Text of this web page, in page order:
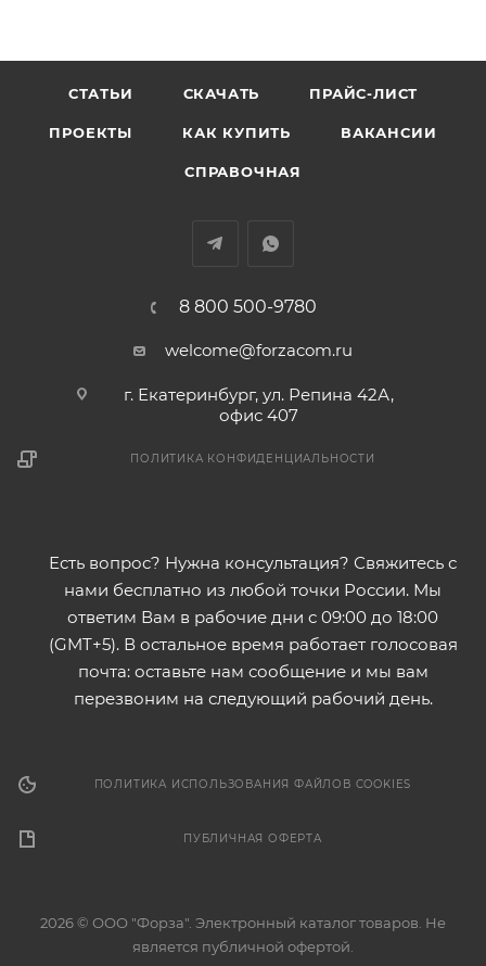
СТАТЬИ СКАЧАТЬ ПРАЙС-ЛИСТ
ПРОЕКТЫ КАК КУПИТЬ ВАКАНСИИ
СПРАВОЧНАЯ
8 800 500-9780
welcome@forzacom.ru
г. Екатеринбург, ул. Репина 42А,
офис 407
ПОЛИТИКА КОНФИДЕНЦИАЛЬНОСТИ
Есть вопрос? Нужна консультация? Свяжитесь с
нами бесплатно из любой точки России. Мы
ответим Вам в рабочие дни с 09:00 до 18:00
(GMT+5). В остальное время работает голосовая
почта: оставьте нам сообщение и мы вам
перезвоним на следующий рабочий день.
ПОЛИТИКА ИСПОЛЬЗОВАНИЯ ФАЙЛОВ COOKIES
ПУБЛИЧНАЯ ОФЕРТА
2026 © ООО "Форза". Электронный каталог товаров. Не
является публичной офертой.